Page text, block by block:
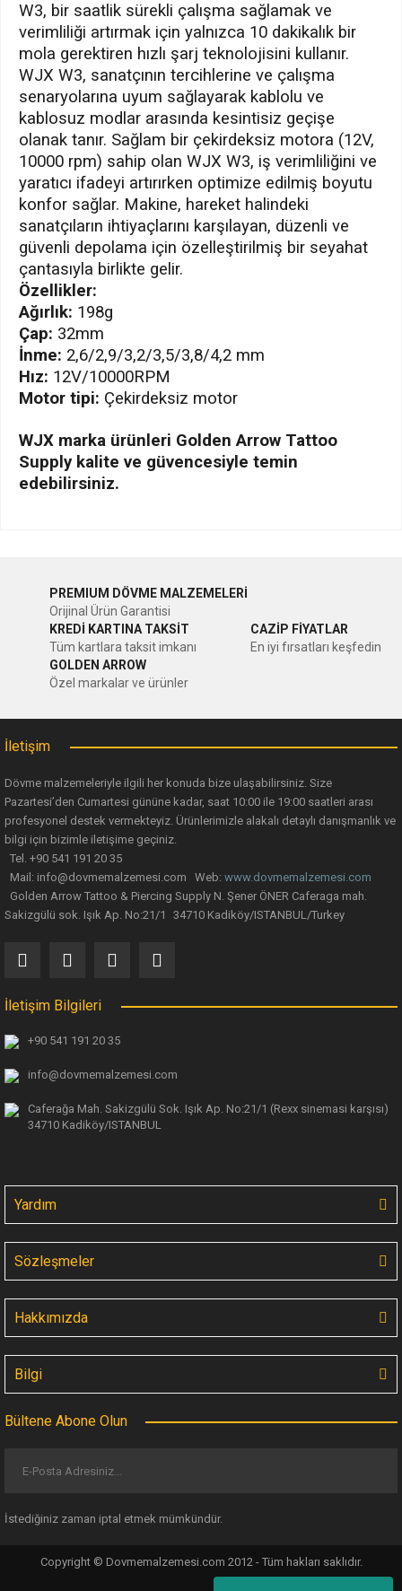
W3, bir saatlik sürekli çalışma sağlamak ve
verimliliği artırmak için yalnızca 10 dakikalık bir
mola gerektiren hızlı şarj teknolojisini kullanır.
WJX W3, sanatçının tercihlerine ve çalışma
senaryolarına uyum sağlayarak kablolu ve
kablosuz modlar arasında kesintisiz geçişe
olanak tanır. Sağlam bir çekirdeksiz motora (12V,
10000 rpm) sahip olan WJX W3, iş verimliliğini ve
yaratıcı ifadeyi artırırken optimize edilmiş boyutu
konfor sağlar. Makine, hareket halindeki
sanatçıların ihtiyaçlarını karşılayan, düzenli ve
güvenli depolama için özelleştirilmiş bir seyahat
çantasıyla birlikte gelir.
Özellikler:
Ağırlık: 198g
Çap: 32mm
İnme: 2,6/2,9/3,2/3,5/3,8/4,2 mm
Hız: 12V/10000RPM
Motor tipi: Çekirdeksiz motor
WJX marka ürünleri Golden Arrow Tattoo
Supply kalite ve güvencesiyle temin
edebilirsiniz.
Görüş ve önerileriniz için teşekkür ederiz.
Ürün resmi kalitesiz, bozuk veya görüntülenemiyor.
Ürün açıklamasında eksik bilgiler bulunuyor.
Gönder
PREMIUM DÖVME MALZEMELERİ
Orijinal Ürün Garantisi
KREDİ KARTINA TAKSİT
Tüm kartlara taksit imkanı
CAZİP FİYATLAR
En iyi fırsatları keşfedin
GOLDEN ARROW
Özel markalar ve ürünler
İletişim
Dövme malzemeleriyle ilgili her konuda bize ulaşabilirsiniz. Size
Pazartesi’den Cumartesi gününe kadar, saat 10:00 ile 19:00 saatleri arası
profesyonel destek vermekteyiz. Ürünlerimizle alakalı detaylı danışmanlık ve
bilgi için bizimle iletişime geçiniz.
Tel. +90 541 191 20 35
Mail: info@dovmemalzemesi.com Web: www.dovmemalzemesi.com
Golden Arrow Tattoo & Piercing Supply N. Şener ÖNER Caferaga mah.
Sakizgülü sok. Işık Ap. No:21/1 34710 Kadiköy/ISTANBUL/Turkey
İletişim Bilgileri
+90 541 191 20 35
info@dovmemalzemesi.com
Caferağa Mah. Sakizgülü Sok. Işık Ap. No:21/1 (Rexx sinemasi karşısı)
34710 Kadiköy/ISTANBUL
Yardım
Sözleşmeler
Hakkımızda
Bilgi
Bültene Abone Olun
İstediğiniz zaman iptal etmek mümkündür.
Copyright © Dovmemalzemesi.com 2012 - Tüm hakları saklıdır.